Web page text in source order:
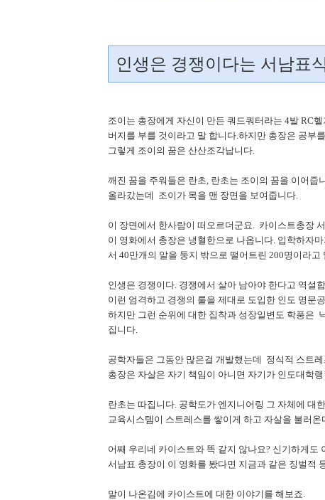
인생은 경쟁이다는 서남표
조이는 총장에게 자신이 만든 쿼드쿼터라는 4발 RC
버지를 부를 것이라고 말 합니다.하지만 총장은 공부
그렇게 조이의 꿈은 산산조각납니다.
깨진 꿈을 주워들은 란초, 란초는 조이의 꿈을 이어줍
올라갔는데 조이가 목을 맨 장면을 보여줍니다.
이 장면에서 한사람이 떠오르더군요. 카이스트총장
이 영화에서 총장은 냉혈한으로 나옵니다. 입학하자
서 40만개의 알을 둥지 밖으로 떨어트린 200명이라고
인생은 경쟁이다. 경쟁에서 살아 남아야 한다고 역설
이런 엄격하고 경쟁의 룰을 제대로 도입한 인도 명문
하지만 그런 순위에 대한 집착과 성장일변도 학풍은
집니다.
공학자들은 그동안 많은걸 개발했는데 정식적 스트
총장은 자살은 자기 책임이 아니면 자기가 인도대학
란초는 따집니다. 공학도가 엔지니어링 그 자체에 대
교육시스템이 스트레스를 쌓이게 하고 자살을 불러온
어째 우리네 카이스트와 똑 같지 않나요? 신기하게도
서남표 총장이 이 영화를 봤다면 지금과 같은 징벌적
말이 나온김에 카이스트에 대한 이야기를 해보죠.